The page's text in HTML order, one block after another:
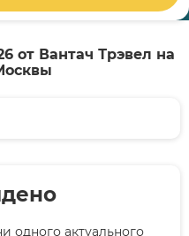
от Вантач Трэвел на
актуального